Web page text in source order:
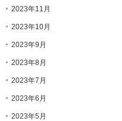
2023年11月
2023年10月
2023年9月
2023年8月
2023年7月
2023年6月
2023年5月